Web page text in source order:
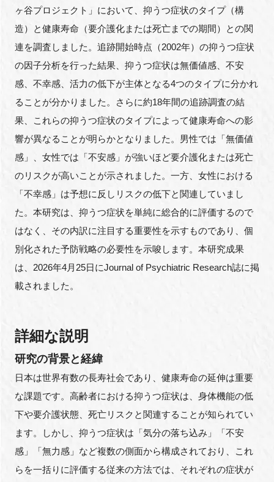
閉じる
ヶ谷プロジェクト」において、抑うつ症状のタイプ（構
造）と健康寿命（要介護化または死亡までの期間）との関
連を調査しました。追跡開始時点（2002年）の抑うつ症状
の因子分析を行った結果、抑うつ症状は無価値感、不安
感、不幸感、活力の低下が主体となる4つのタイプに分かれ
ることが分かりました。さらに約18年間の追跡調査の結
果、これらの抑うつ症状のタイプによって健康寿命への影
響が異なることが明らかとなりました。男性では「無価値
感」、女性では「不安感」が強いほど要介護化または死亡
のリスクが高いことが示されました。一方、女性における
「不幸感」は予想に反しリスクの低下と関連していまし
た。本研究は、抑うつ症状を単純に総合的に評価するので
はなく、その内訳に注目する重要性を示すものであり、個
別化された予防戦略の必要性を示唆します。本研究成果
は、2026年4月25日にJournal of Psychiatric Research誌に掲
載されました。
詳細な説明
研究の背景と経緯
日本は世界有数の長寿社会であり、健康寿命の延伸は重要
な課題です。高齢者における抑うつ症状は、身体機能の低
下や要介護状態、死亡リスクと関連することが知られてい
ます。しかし、抑うつ症状は「気分の落ち込み」「不安
感」「無力感」など複数の側面から構成されており、これ
らを一括りに評価する従来の方法では、それぞれの症状が